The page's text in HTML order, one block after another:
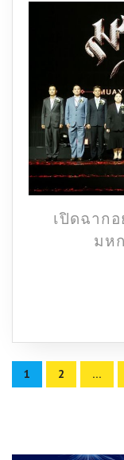
เปิดฉาก
มห
Posts
1 2 …